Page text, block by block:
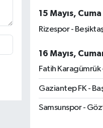
15 Mayıs, Cuma
Rizespor -
16 Mayıs,
Fatih Karagümrük
Gaziantep FK -
Samsunspor -